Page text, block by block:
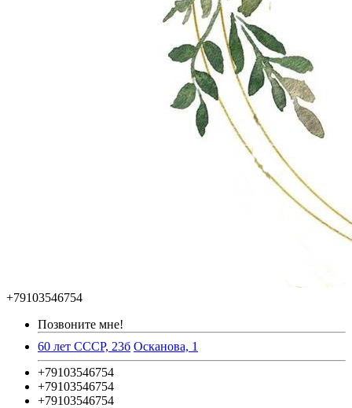
+79103546754
Позвоните мне!
60 лет СССР, 23б Осканова, 1
+79103546754
+79103546754
+79103546754